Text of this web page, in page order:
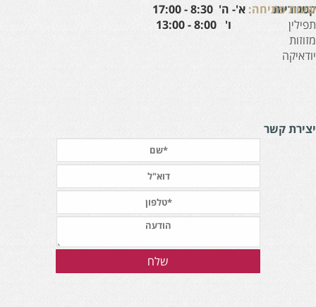
פתיחה: א'- ה' 8:30 - 17:00
8:00 - 13:00
קשר